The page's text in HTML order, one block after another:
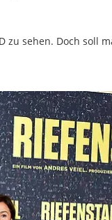
sehen. Doch soll